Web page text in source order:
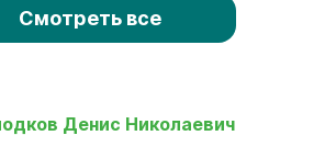
Смотреть все
Денис Николаевич